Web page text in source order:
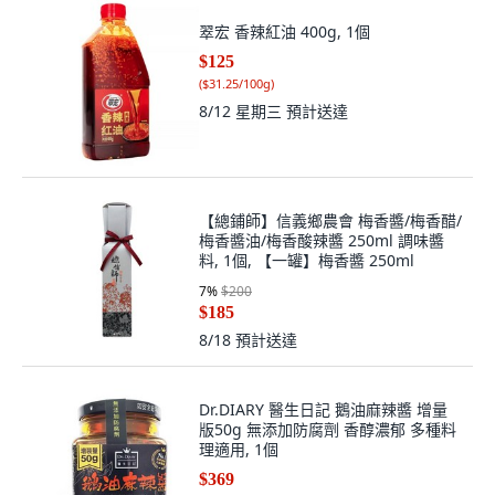
翠宏 香辣紅油 400g, 1個
$125
($31.25/100g)
8/12 星期三 預計送達
【總鋪師】信義鄉農會 梅香醬/梅香醋/
梅香醬油/梅香酸辣醬 250ml 調味醬
料, 1個, 【一罐】梅香醬 250ml
7%$200
$185
8/18 預計送達
Dr.DIARY 醫生日記 鵝油麻辣醬 增量
版50g 無添加防腐劑 香醇濃郁 多種料
理適用, 1個
$369